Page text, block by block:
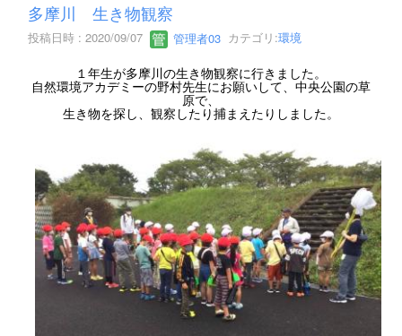
多摩川 生き物観察
投稿日時 : 2020/09/07 管理者03 カテゴリ:環境
１年生が多摩川の生き物観察に行きました。
自然環境アカデミーの野村先生にお願いして、中央公園の草
原で、
生き物を探し、観察したり捕まえたりしました。